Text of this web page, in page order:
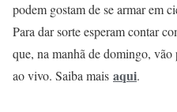
podem gostam de se armar em
Para dar sorte esperam contar
que, na manhã de domingo,
ao vivo. Saiba mais aqui.